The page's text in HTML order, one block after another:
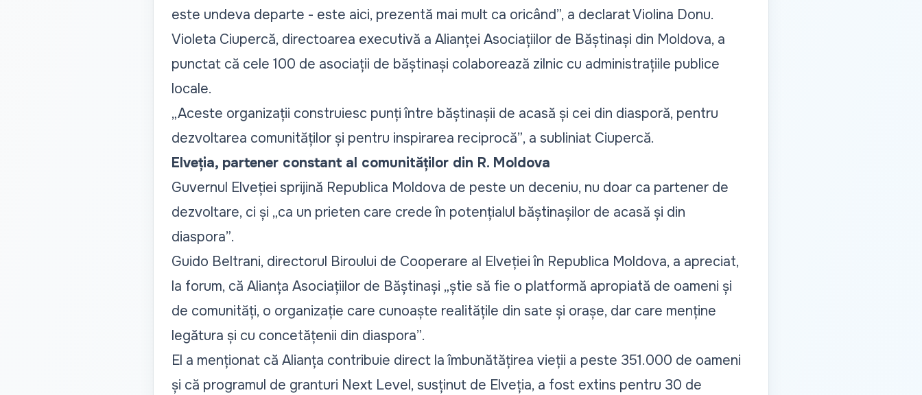
este undeva departe - este aici, prezentă mai mult ca oricând”, a declarat Violina Donu.
Violeta Ciupercă, directoarea executivă a Alianței Asociațiilor de Băștinași din Moldova, a
punctat că cele 100 de asociații de băștinași colaborează zilnic cu administrațiile publice
locale.
„Aceste organizații construiesc punți între băștinașii de acasă și cei din diasporă, pentru
dezvoltarea comunităților și pentru inspirarea reciprocă”, a subliniat Ciupercă.
Elveția, partener constant al comunităților din R. Moldova
Guvernul Elveției sprijină Republica Moldova de peste un deceniu, nu doar ca partener de
dezvoltare, ci și „ca un prieten care crede în potențialul băștinașilor de acasă și din
diaspora”.
Guido Beltrani, directorul Biroului de Cooperare al Elveției în Republica Moldova, a apreciat,
la forum, că Alianța Asociațiilor de Băștinași „știe să fie o platformă apropiată de oameni și
de comunități, o organizație care cunoaște realitățile din sate și orașe, dar care menține
legătura și cu concetățenii din diaspora”.
El a menționat că Alianța contribuie direct la îmbunătățirea vieții a peste 351.000 de oameni
și că programul de granturi Next Level, susținut de Elveția, a fost extins pentru 30 de